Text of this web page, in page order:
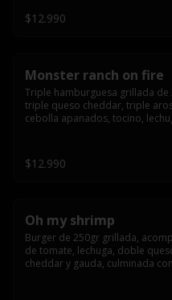
$12.990
Monster ranch on fire
Triple hamburguesa grillada de
triple queso cheddar, triple
cebolla apanados, tocino,
jalapeños de texas.
$12.990
Oh my shrimp
Burger de 250gr grillada,
de tomate, lechuga, doble
cheddar y gauda, culminada